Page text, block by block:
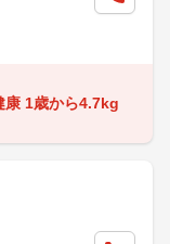
康 1歳から4.7kg